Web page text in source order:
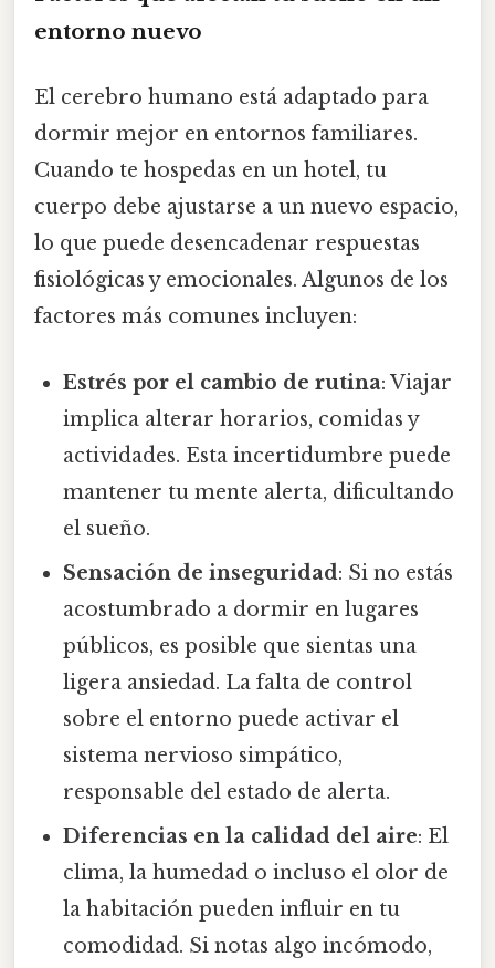
entorno nuevo
El cerebro humano está adaptado para
dormir mejor en entornos familiares.
Cuando te hospedas en un hotel, tu
cuerpo debe ajustarse a un nuevo espacio,
lo que puede desencadenar respuestas
fisiológicas y emocionales. Algunos de los
factores más comunes incluyen:
Estrés por el cambio de rutina: Viajar
implica alterar horarios, comidas y
actividades. Esta incertidumbre puede
mantener tu mente alerta, dificultando
el sueño.
Sensación de inseguridad: Si no estás
acostumbrado a dormir en lugares
públicos, es posible que sientas una
ligera ansiedad. La falta de control
sobre el entorno puede activar el
sistema nervioso simpático,
responsable del estado de alerta.
Diferencias en la calidad del aire: El
clima, la humedad o incluso el olor de
la habitación pueden influir en tu
comodidad. Si notas algo incómodo,